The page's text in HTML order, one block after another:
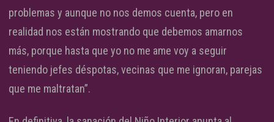
problemas y aunque no nos demos cuenta, pero en
realidad nos están mostrando que debemos amarnos
más, porque hasta que yo no me ame voy a seguir
teniendo jefes déspotas, vecinas que me ignoran, parejas
que me maltratan”.